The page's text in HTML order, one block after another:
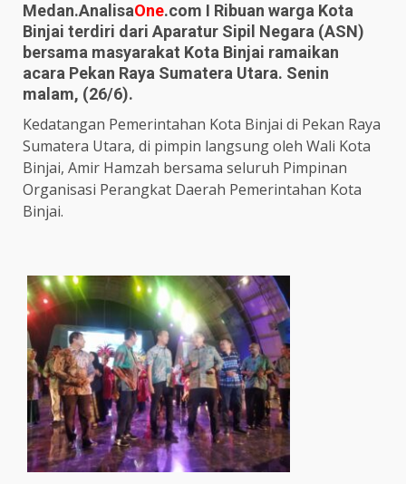
Medan.AnalisaOne.com I Ribuan warga Kota
Binjai terdiri dari Aparatur Sipil Negara (ASN)
bersama masyarakat Kota Binjai ramaikan
acara Pekan Raya Sumatera Utara. Senin
malam, (26/6).
Kedatangan Pemerintahan Kota Binjai di Pekan Raya
Sumatera Utara, di pimpin langsung oleh Wali Kota
Binjai, Amir Hamzah bersama seluruh Pimpinan
Organisasi Perangkat Daerah Pemerintahan Kota
Binjai.